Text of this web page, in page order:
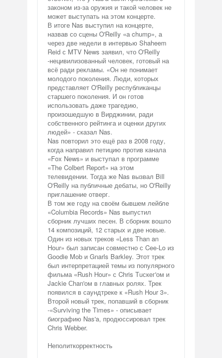
законом из-за оружия и такой человек не
может выступать на этом концерте.
В итоге Nas выступил на концерте,
назвав со сцены O'Reilly «а chump», а
через две недели в интервью Shaheem
Reid с MTV News заявил, что O'Reilly
-нецивилизованный человек, готовый на
всё ради рекламы. «Он не понимает
молодого поколения. Люди, которых
представляет O'Reilly республиканцы
старшего поколения. И он готов
использовать даже трагедию,
произошедшую в Вирджинии, ради
собственного рейтинга и оценки других
людей» - сказал Nas.
Nas повторил это ещё раз в 2008 году,
когда направил петицию против канала
«Fox News» и выступал в программе
«The Colbert Report» на этом
телевидении. Тогда же Nas вызвал Bill
O'Reilly на публичные дебаты, но O'Reilly
приглашение отверг.
В том же году на своём бывшем лейбле
«Columbia Records» Nas выпустил
сборник лучших песен. В сборник вошло
14 композиций, 12 старых и две новые.
Один из новых треков «Less Than an
Hour» был записан совместно с Cee-Lo из
Goodie Mob и Gnarls Barkley. Этот трек
был интерпретацией темы из популярного
фильма «Rush Hour» с Chris Тuскег'ом и
Jackie Сhan'ом в главных ролях. Трек
появился в саундтреке к «Rush Hour 3».
Второй новый трек, попавший в сборник
-«Surviving the Times» - описывает
биографию Nas'a, продюссировал трек
Chris Webber.
Неполиткорректность